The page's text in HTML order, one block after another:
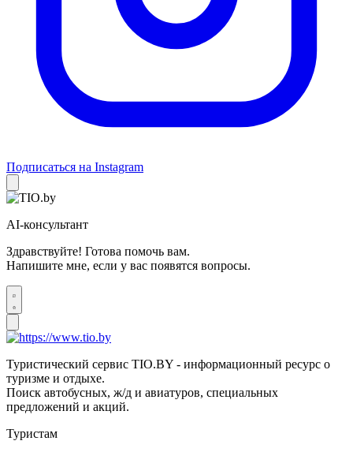
Подписаться на Instagram
AI-консультант
Здравствуйте! Готова помочь вам.
Напишите мне, если у вас появятся вопросы.
Туристический сервис TIO.BY - информационный ресурс о
туризме и отдыхе.
Поиск автобусных, ж/д и авиатуров, специальных
предложений и акций.
Туристам